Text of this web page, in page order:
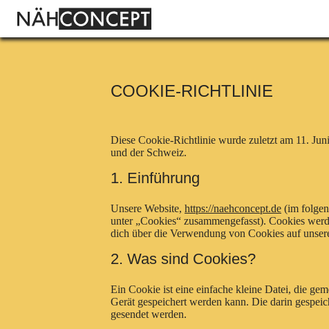
COOKIE-RICHTLINIE
Diese Cookie-Richtlinie wurde zuletzt am 11.
und der Schweiz.
1. Einführung
Unsere Website, https://naehconcept.de (im
unter „Cookies“ zusammengefasst). Cookies
dich über die Verwendung von Cookies auf
2. Was sind Cookies?
Ein Cookie ist eine einfache kleine Datei, die
Gerät gespeichert werden kann. Die darin
gesendet werden.